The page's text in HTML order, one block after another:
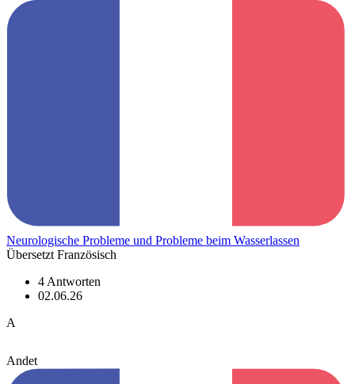
Neurologische Probleme und Probleme beim Wasserlassen
Übersetzt Französisch
4 Antworten
02.06.26
A
Andet